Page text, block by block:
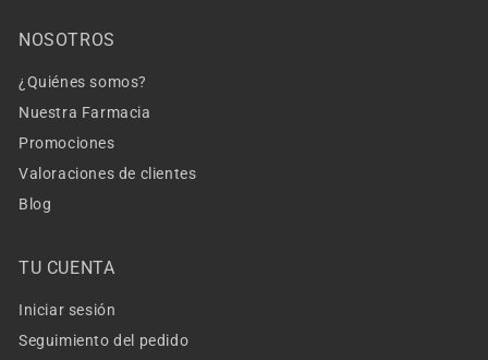
NOSOTROS
¿Quiénes somos?
Nuestra Farmacia
Promociones
Valoraciones de clientes
Blog
TU CUENTA
Iniciar sesión
Seguimiento del pedido